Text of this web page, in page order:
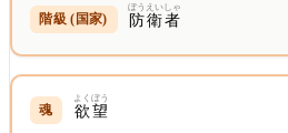
防衛
ぼうえい
者
しゃ
欲望
よくぼう